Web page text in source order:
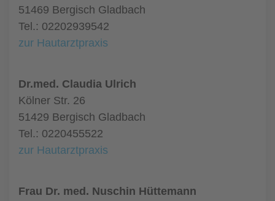
51469 Bergisch Gladbach
Tel.: 02202939542
zur Hautarztpraxis
Dr.med. Claudia Ulrich
Kölner Str. 26
51429 Bergisch Gladbach
Tel.: 0220455522
zur Hautarztpraxis
Frau Dr. med. Nuschin Hüttemann